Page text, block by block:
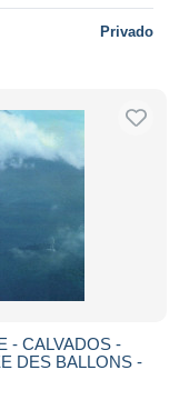
Privado
- CALVADOS -
DES BALLONS -